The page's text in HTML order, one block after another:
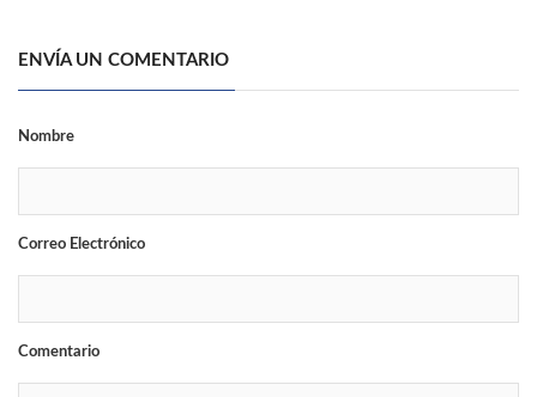
ENVÍA UN COMENTARIO
Nombre
Correo Electrónico
Comentario